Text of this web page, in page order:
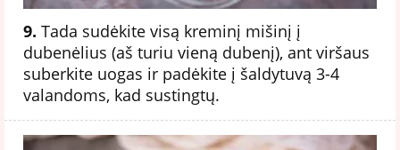
9. Tada sudėkite visą kreminį mišinį į
dubenėlius (aš turiu vieną dubenį), ant viršaus
suberkite uogas ir padėkite į šaldytuvą 3-4
valandoms, kad sustingtų.